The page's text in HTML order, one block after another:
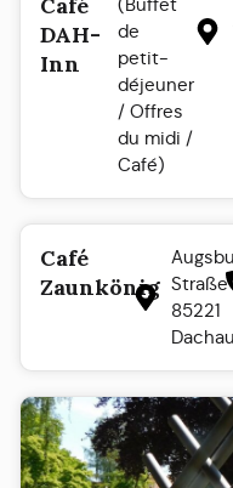
DAH-
Inn
de
petit-
déjeuner
/ Offres
du midi /
Café)
Café
Zaunkönig Straße
85221
Dachau